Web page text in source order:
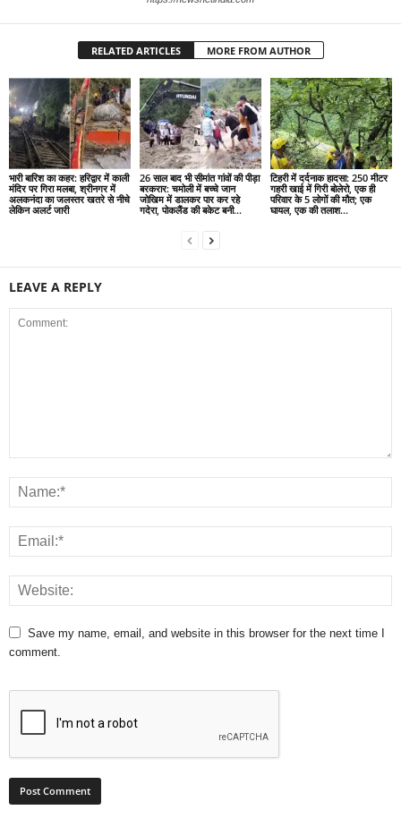
RELATED ARTICLES MORE FROM AUTHOR
भारी बारिश का कहर: हरिद्वार में काली
मंदिर पर गिरा मलबा, श्रीनगर में
अलकनंदा का जलस्तर खतरे से नीचे
लेकिन अलर्ट जारी
26 साल बाद भी सीमांत गांवों की पीड़ा
बरकरार: चमोली में बच्चे जान
जोखिम में डालकर पार कर रहे
गदेरा, पोकलैंड की बकेट बनी...
टिहरी में दर्दनाक हादसा: 250 मीटर
गहरी खाई में गिरी बोलेरो, एक ही
परिवार के 5 लोगों की मौत; एक
घायल, एक की तलाश...
LEAVE A REPLY
Save my name, email, and website in this browser for the next time I
comment.